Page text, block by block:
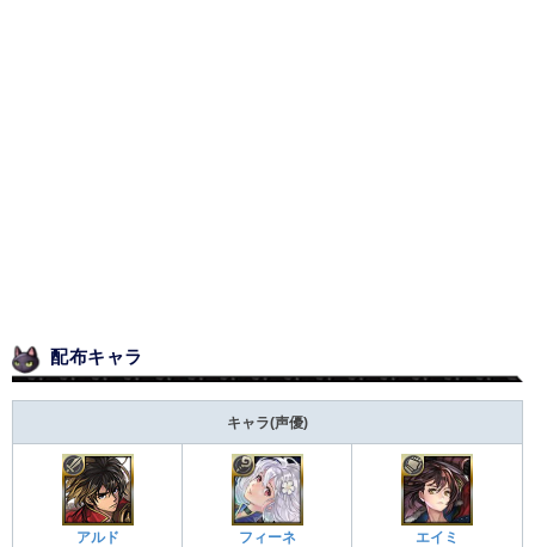
配布キャラ
キャラ(声優)
アルド フィーネ エイミ